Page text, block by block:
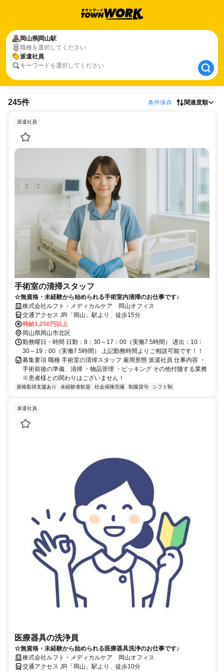
岡山県 岡山駅
職種を選択してください
派遣社員
キーワードを選択してください
岡山県 岡山駅
派遣社員
245件 条件保存 関連度順
派遣社員
手術室の清掃スタッフ
☆無資格・未経験から始められる手術室内清掃のお仕事です♪
株式会社ルフト・メディカルケア 岡山オフィス
交通アクセス JR「岡山」駅より、徒歩15分
時給1,250円以上
岡山県岡山市北区
勤務曜日・時間 日勤：8：30～17：00（実働7.5時間） 遅出：10：
30～19：00（実働7.5時間） 上記勤務時間よりご相談可能です！！
募集要項 職種 手術室の清掃スタッフ 雇用形態 派遣社員 仕事内容 ・
手術前後の準備、清掃 ・物品管理 ・ピッキング その他付随する業務
※患者様との関わりはございません！
資格取得支援あり 未経験者歓迎 社会保険完備 制服貸与 シフト制
派遣社員
医療器具の洗浄員
☆無資格・未経験から始められる医療器具洗浄のお仕事です♪
株式会社ルフト・メディカルケア 岡山オフィス
交通アクセス JR「岡山」駅より、徒歩10分